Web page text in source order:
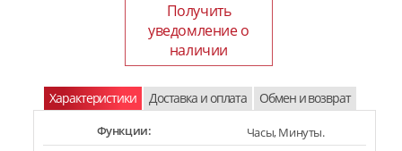
Получить
уведомление о
наличии
Характеристики Доставка и оплата Обмен и возврат
Функции:
Часы, Минуты.